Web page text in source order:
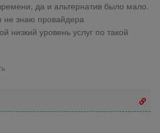
да и альтернатив было мало.
не знаю провайдера
низкий уровень услуг по такой